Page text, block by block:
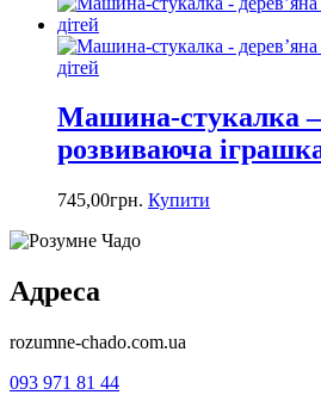
Машина-стукалка –
розвиваюча
745,00грн. Купити
Адреса
rozumne-chado.com.ua
093 971 81 44